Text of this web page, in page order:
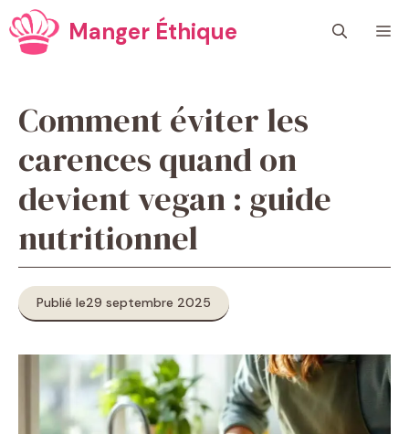
Aller
au
contenu
Manger Éthique
Comment éviter les
carences quand on
devient vegan : guide
nutritionnel
Publié le29 septembre 2025